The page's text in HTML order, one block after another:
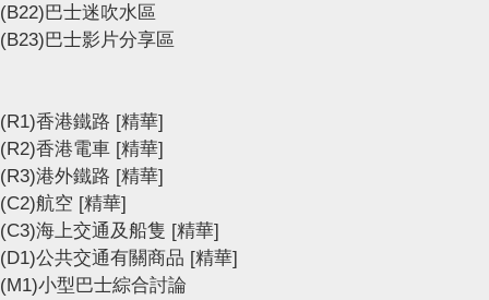
(B22)巴士迷吹水區
(B23)巴士影片分享區
(R1)香港鐵路 [精華]
(R2)香港電車 [精華]
(R3)港外鐵路 [精華]
(C2)航空 [精華]
(C3)海上交通及船隻 [精華]
(D1)公共交通有關商品 [精華]
(M1)小型巴士綜合討論